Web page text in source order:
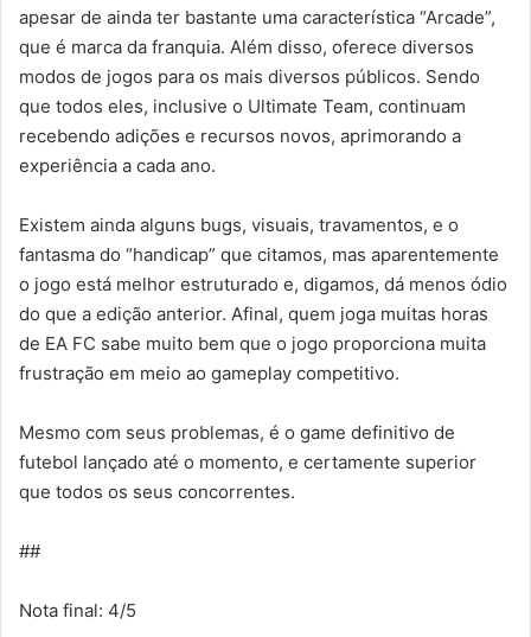
apesar de ainda ter bastante uma característica “Arcade”,
que é marca da franquia. Além disso, oferece diversos
modos de jogos para os mais diversos públicos. Sendo
que todos eles, inclusive o Ultimate Team, continuam
recebendo adições e recursos novos, aprimorando a
experiência a cada ano.
Existem ainda alguns bugs, visuais, travamentos, e o
fantasma do “handicap” que citamos, mas aparentemente
o jogo está melhor estruturado e, digamos, dá menos ódio
do que a edição anterior. Afinal, quem joga muitas horas
de EA FC sabe muito bem que o jogo proporciona muita
frustração em meio ao gameplay competitivo.
Mesmo com seus problemas, é o game definitivo de
futebol lançado até o momento, e certamente superior
que todos os seus concorrentes.
##
Nota final: 4/5